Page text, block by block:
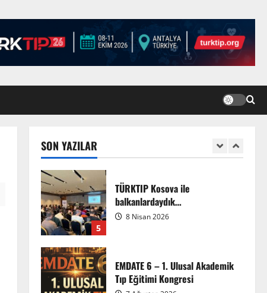
SON YAZILAR
TÜRKTIP2026 DUYURU –
Refakatçi Ön Talep Süreci Başladı
22 Nisan 2026 0
4
TÜRKTIPÖzbekistan ile
5
TÜRKTIP Kosova ile
balkanlardaydık…
8 Nisan 2026
EMDATE 6 – 1. Ulusal Akademik
Tıp Eğitimi Kongresi